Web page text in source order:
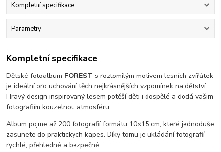
Kompletní specifikace
Parametry
Kompletní specifikace
Dětské fotoalbum FOREST s roztomilým motivem lesních zvířátek
je ideální pro uchování těch nejkrásnějších vzpomínek na dětství.
Hravý design inspirovaný lesem potěší děti i dospělé a dodá vašim
fotografiím kouzelnou atmosféru.
Album pojme až 200 fotografií formátu 10×15 cm, které jednoduše
zasunete do praktických kapes. Díky tomu je ukládání fotografií
rychlé, přehledné a bezpečné.